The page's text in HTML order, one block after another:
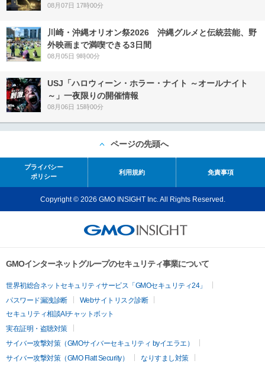
08月07日 17時00分
川崎・沖縄オリオン祭2026 沖縄グルメと伝統芸能、野
外映画まで満喫できる3日間
08月05日 9時00分
USJ「ハロウィーン・ホラー・ナイト ～オールナイト
～」一夜限りの開催情報
08月06日 15時00分
ページの先頭へ
プライバシー
ポリシー
利用規約 免責事項
Copyright © 2026 GMO INSIGHT Inc. All Rights Reserved.
GMOインターネットグループのセキュリティ事業について
世界初総合ネットセキュリティサービス「GMOセキュリティ24」
パスワード漏洩診断
Webサイトリスク診断
セキュリティ相談AIチャットボット
実在証明・盗聴対策
サイバー攻撃対策（GMOサイバーセキュリティ byイエラエ）
サイバー攻撃対策（GMO Flatt Security）
なりすまし対策